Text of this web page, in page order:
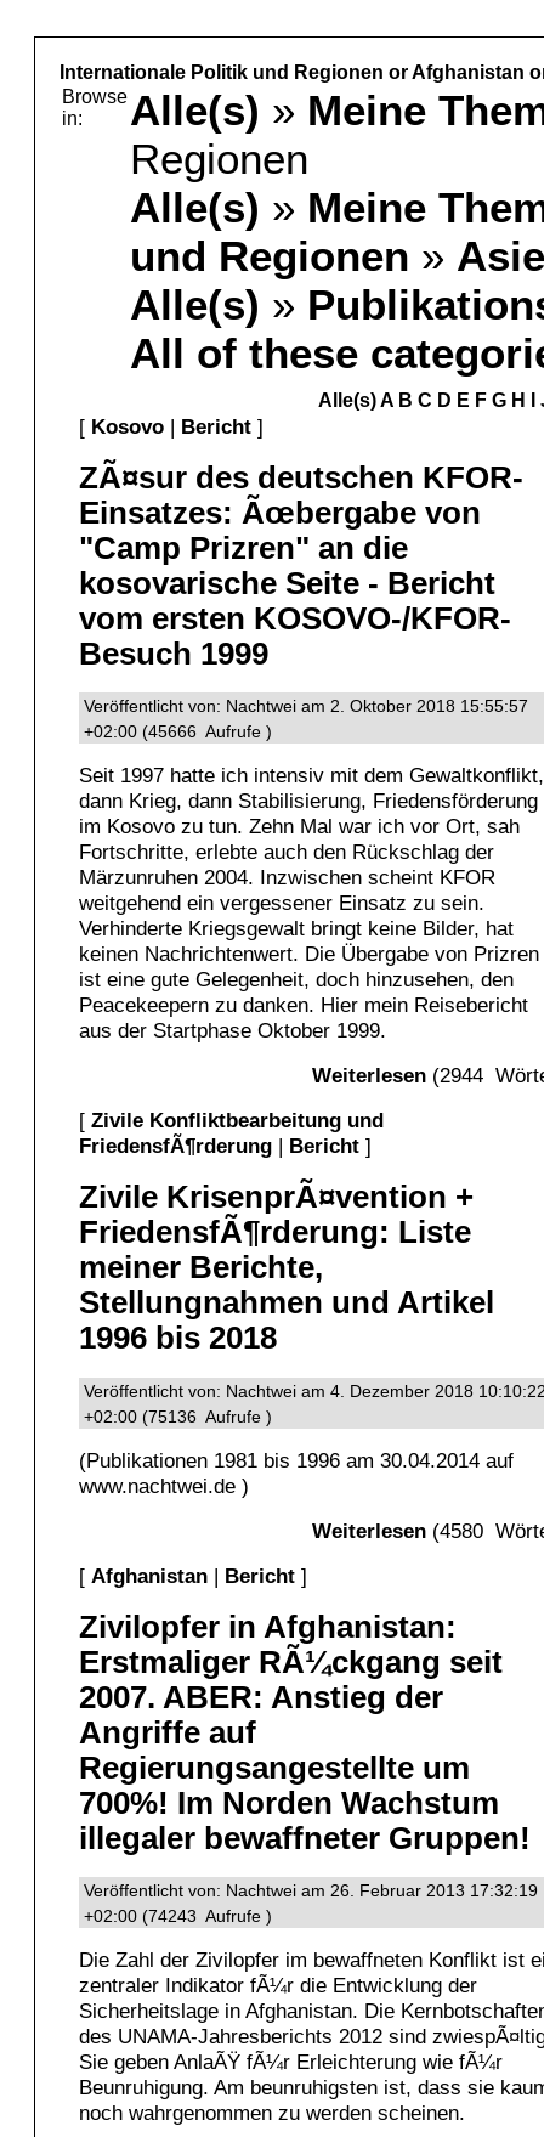
Internationale Politik und Regionen or Afghanistan
Browse
in:
Alle(s) » Meine
Regionen
Alle(s) » Meine
und Regionen »
Alle(s) »
All of these
Alle(s)A B C D E F G H
[ Kosovo | Bericht ]
ZÃ¤sur des deutschen KFOR-
Einsatzes: Ãœbergabe von
"Camp Prizren" an die
kosovarische Seite - Bericht
vom ersten KOSOVO-/KFOR-
Besuch 1999
Veröffentlicht von: Nachtwei am 2. Oktober 2018 15:55:57
+02:00 (45666 Aufrufe )
Seit 1997 hatte ich intensiv mit dem Gewaltkonflikt,
dann Krieg, dann Stabilisierung, Friedensförderung
im Kosovo zu tun. Zehn Mal war ich vor Ort, sah
Fortschritte, erlebte auch den Rückschlag der
Märzunruhen 2004. Inzwischen scheint KFOR
weitgehend ein vergessener Einsatz zu sein.
Verhinderte Kriegsgewalt bringt keine Bilder, hat
keinen Nachrichtenwert. Die Übergabe von Prizren
ist eine gute Gelegenheit, doch hinzusehen, den
Peacekeepern zu danken. Hier mein Reisebericht
aus der Startphase Oktober 1999.
Weiterlesen (2944
[ Zivile Konfliktbearbeitung und
FriedensfÃ¶rderung | Bericht ]
Zivile KrisenprÃ¤vention +
FriedensfÃ¶rderung: Liste
meiner Berichte,
Stellungnahmen und Artikel
1996 bis 2018
Veröffentlicht von: Nachtwei am 4. Dezember 2018
+02:00 (75136 Aufrufe )
(Publikationen 1981 bis 1996 am 30.04.2014 auf
www.nachtwei.de )
Weiterlesen (4580
[ Afghanistan | Bericht ]
Zivilopfer in Afghanistan:
Erstmaliger RÃ¼ckgang seit
2007. ABER: Anstieg der
Angriffe auf
Regierungsangestellte um
700%! Im Norden Wachstum
illegaler bewaffneter Gruppen!
Veröffentlicht von: Nachtwei am 26. Februar 2013 17:32:19
+02:00 (74243 Aufrufe )
Die Zahl der Zivilopfer im bewaffneten Konflikt ist
zentraler Indikator fÃ¼r die Entwicklung der
Sicherheitslage in Afghanistan. Die
des UNAMA-Jahresberichts 2012 sind
Sie geben AnlaÃŸ fÃ¼r Erleichterung wie fÃ¼r
Beunruhigung. Am beunruhigsten ist, dass sie
noch wahrgenommen zu werden scheinen.